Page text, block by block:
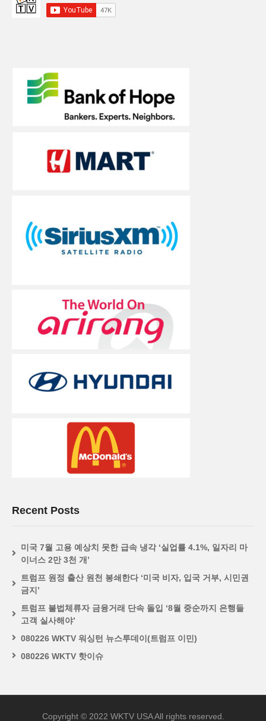
Recent Posts
미국 7월 고용 예상치 못한 급속 냉각 ‘실업률 4.1%, 일자리 마
이너스 2만 3천 개’
트럼프 원정 출산 원천 봉쇄한다 ‘미국 비자, 입국 거부, 시민권
금지’
트럼프 불법체류자 금융거래 단속 돌입 ‘8월 중순까지 은행들
고객 실사해야’
080226 WKTV 워싱턴 뉴스투데이(트럼프 이민)
080226 WKTV 핫이슈
Copyright © 2022 WKTV USA All rights reserved.